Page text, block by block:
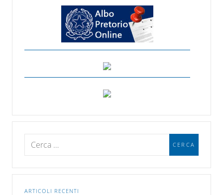
ARTICOLI RECENTI